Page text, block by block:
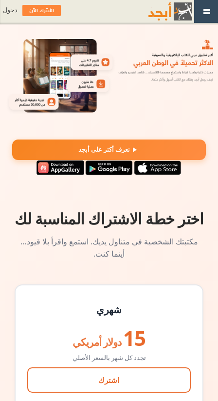
تعرف أكثر على أبجد
اختر خطة الاشتراك المناسبة لك
مكتبتك الشخصية في متناول يديك. استمع واقرأ بلا قيود…
أينما كنت.
شهري
15 دولار أمريكي
تجدد كل شهر بالسعر الأصلي
اشترك
اشترك الآن دخول